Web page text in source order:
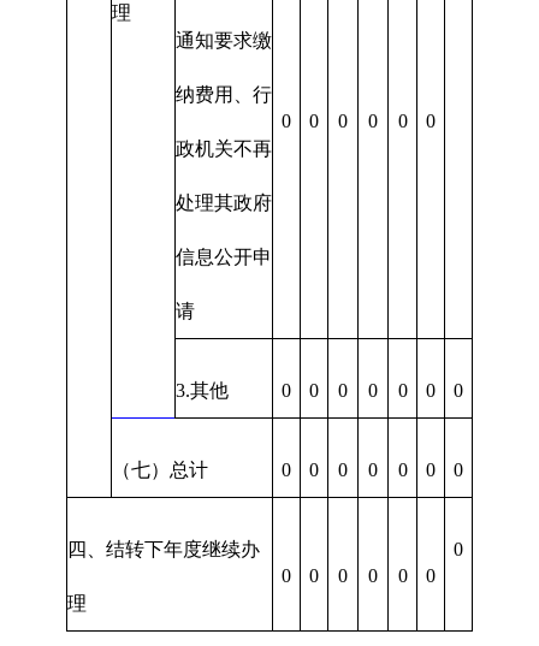
理
通知要求缴
纳费用、行
政机关不再
处理其政府
信息公开申
请
0 0 0 0 0 0
3.其他 0 0 0 0 0 0 0
（七）总计 0 0 0 0 0 0 0
四、结转下年度继续办
理
0 0 0 0 0 0
0